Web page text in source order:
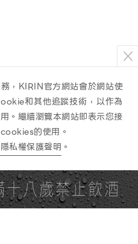
十八歲禁止飲酒
，KIRIN官方網站會於網站使
和其他追蹤技術，以作為
。繼續瀏覽本網站即表示您接
的使用。
私權保護聲明 。